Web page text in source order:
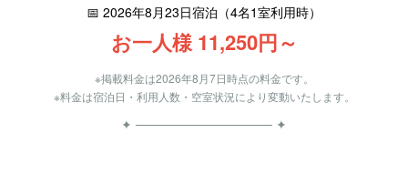
📅 2026年8月23日宿泊（4名1室利用時）
お一人様 11,250円～
※掲載料金は2026年8月7日時点の料金です。
※料金は宿泊日・利用人数・空室状況により変動いたします。
✦ ─────────────── ✦